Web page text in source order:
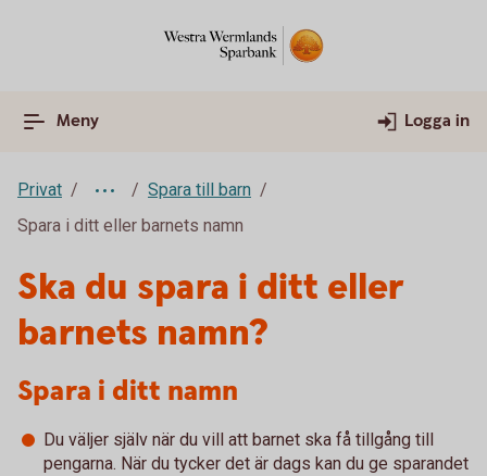
Meny Logga in
Privat
Spara till barn
Spara i ditt eller barnets namn
Ska du spara i ditt eller
barnets namn?
Spara i ditt namn
Du väljer själv när du vill att barnet ska få tillgång till
pengarna. När du tycker det är dags kan du ge sparandet